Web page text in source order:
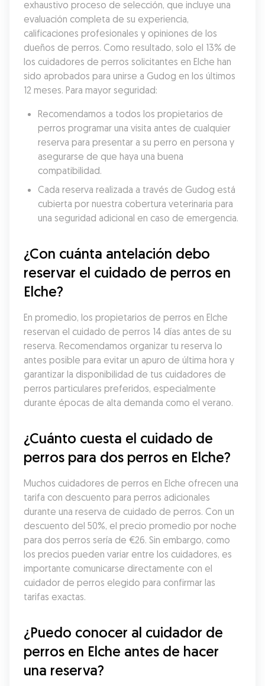
exhaustivo proceso de selección, que incluye una
evaluación completa de su experiencia,
calificaciones profesionales y opiniones de los
dueños de perros. Como resultado, solo el 13% de
los cuidadores de perros solicitantes en Elche han
sido aprobados para unirse a Gudog en los últimos
12 meses. Para mayor seguridad:
Recomendamos a todos los propietarios de
perros programar una visita antes de cualquier
reserva para presentar a su perro en persona y
asegurarse de que haya una buena
compatibilidad.
Cada reserva realizada a través de Gudog está
cubierta por nuestra cobertura veterinaria para
una seguridad adicional en caso de emergencia.
¿Con cuánta antelación debo
reservar el cuidado de perros en
Elche?
En promedio, los propietarios de perros en Elche
reservan el cuidado de perros 14 días antes de su
reserva. Recomendamos organizar tu reserva lo
antes posible para evitar un apuro de última hora y
garantizar la disponibilidad de tus cuidadores de
perros particulares preferidos, especialmente
durante épocas de alta demanda como el verano.
¿Cuánto cuesta el cuidado de
perros para dos perros en Elche?
Muchos cuidadores de perros en Elche ofrecen una
tarifa con descuento para perros adicionales
durante una reserva de cuidado de perros. Con un
descuento del 50%, el precio promedio por noche
para dos perros sería de €26. Sin embargo, como
los precios pueden variar entre los cuidadores, es
importante comunicarse directamente con el
cuidador de perros elegido para confirmar las
tarifas exactas.
¿Puedo conocer al cuidador de
perros en Elche antes de hacer
una reserva?